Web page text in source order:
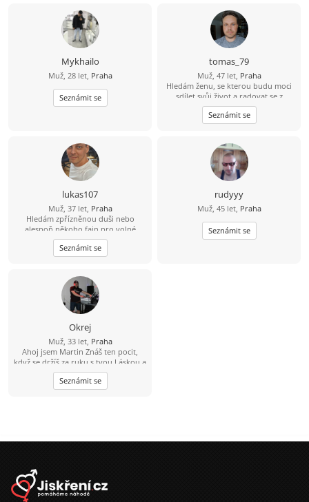
bude fajn nejen na výletě, ale i doma
u večeře.
Mykhailo
Muž, 28 let, Praha
Seznámit se
tomas_79
Muž, 47 let, Praha
Hledám ženu, se kterou budu moci
sdílet svůj život a radovat se z
každého nového dne v její
společnosti
Seznámit se
lukas107
Muž, 37 let, Praha
Hledám zpřízněnou duši nebo
alespoň někoho fajn pro volné
chvíle. ????
Seznámit se
rudyyy
Muž, 45 let, Praha
Seznámit se
Okrej
Muž, 33 let, Praha
Ahoj jsem Martin Znáš ten pocit,
když se držíš za ruku s tvou Láskou a
čas jakoby neexistoval? Jsem 23 let,
sympatický, svobodný, muž se
smyslem pro humor a životem
procházky, když slunce zapadá. Mám
večeří v útulné hospůdce by mohlo
být příjemným zakončením hezkého
dne.
Seznámit se